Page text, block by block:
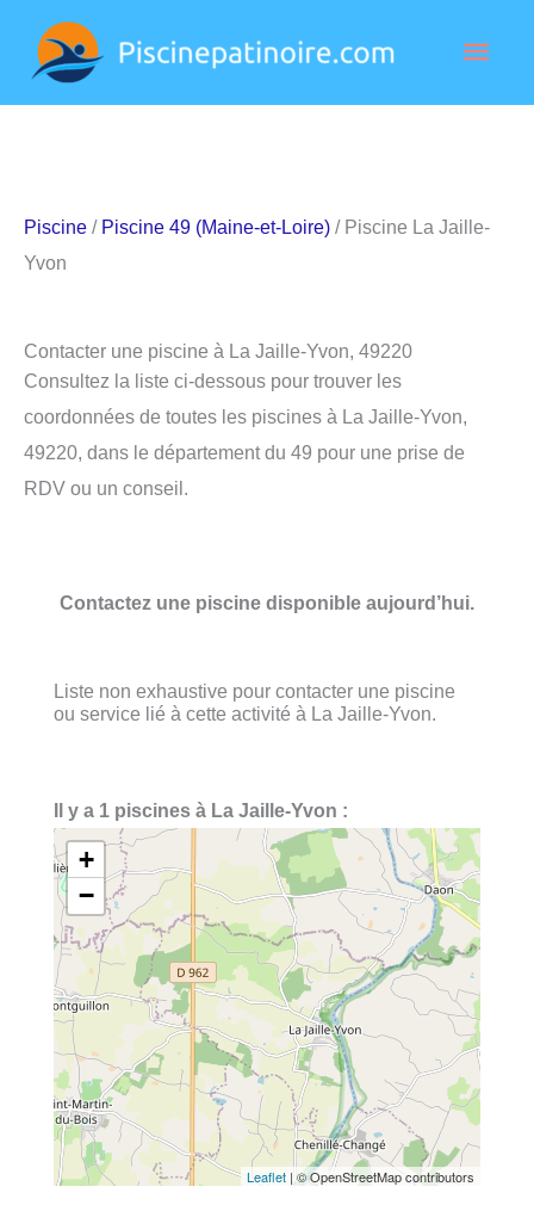
contenu
Piscine / Piscine 49 (Maine-et-Loire) / Piscine La Jaille-
Yvon
Contacter une piscine à La Jaille-Yvon, 49220
Consultez la liste ci-dessous pour trouver les
coordonnées de toutes les piscines à La Jaille-Yvon,
49220, dans le département du 49 pour une prise de
RDV ou un conseil.
Contactez une piscine disponible aujourd’hui.
Liste non exhaustive pour contacter une piscine
ou service lié à cette activité à La Jaille-Yvon.
Il y a 1 piscines à La Jaille-Yvon :
+
−
Leaflet | © OpenStreetMap contributors